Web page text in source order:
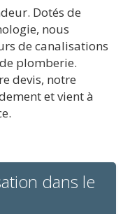
Dotés de
nous
de canalisations
plomberie.
devis, notre
et vient à
dans le